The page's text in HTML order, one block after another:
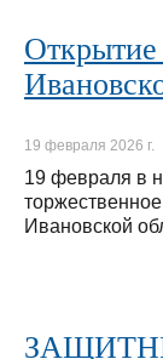
19 февраля 2026 г.
19 февраля в
Ивановской